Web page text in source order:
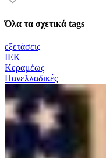
Όλα τα σχετικά tags
εξετάσεις
ΙΕΚ
Κεραμέως
Πανελλαδικές